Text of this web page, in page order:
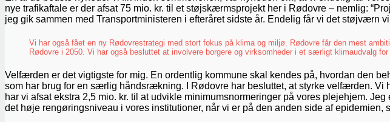
nye trafikaftale er der afsat 75 mio. kr. til et støjskærmsprojekt her i Rødovre – nemlig:
jeg gik sammen med Transportministeren i efteråret sidste år. Endelig får vi det støjværn
Vi har også fået en ny Rødovrestrategi med stort fokus på klima og miljø. Rødovre får den mest
Rødovre i 2050. Vi har også besluttet at involvere borgere og virksomheder i et særligt klimaudvalg
Velfærden er det vigtigste for mig. En ordentlig kommune skal kendes på, hvordan den
som har brug for en særlig håndsrækning. I Rødovre har besluttet, at styrke velfærden. Vi
har vi afsat ekstra 2,5 mio. kr. til at udvikle minimumsnormeringer på vores plejehjem.
det høje rengøringsniveau i vores institutioner, når vi er på den anden side af epidemien,